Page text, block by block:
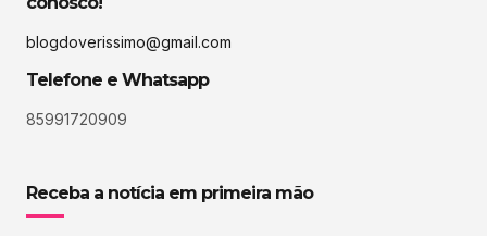
blogdoverissimo@gmail.com
Telefone e Whatsapp
85991720909
Receba a notícia em primeira mão